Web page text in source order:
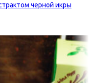
черной икры